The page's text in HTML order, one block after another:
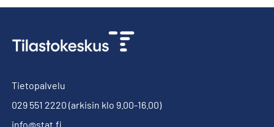
Tietopalvelu
029 551 2220 (arkisin klo 9.00-16.00)
info@stat.fi